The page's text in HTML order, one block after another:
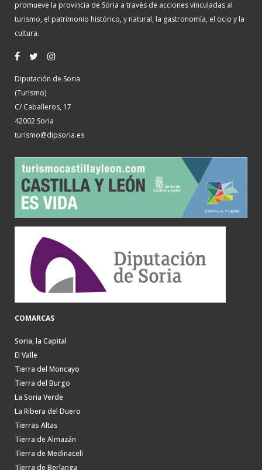
promueve la provincia de Soria a través de acciones vinculadas al
turismo, el patrimonio histórico, y natural, la gastronomía, el ocio y la
cultura.
Diputación de Soria
(Turismo)
C/ Caballeros, 17
42002 Soria
turismo@dipsoria.es
COMARCAS
Soria, la Capital
El Valle
Tierra del Moncayo
Tierra del Burgo
La Soria Verde
La Ribera del Duero
Tierras Altas
Tierra de Almazán
Tierra de Medinaceli
Tierra de Berlanga